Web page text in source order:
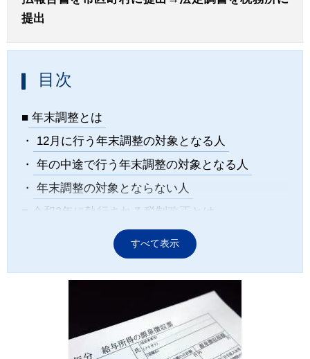
提出
目次
■ 年末調整とは
・
12月に行う年末調整の対象となる人
・
年の中途で行う年末調整の対象となる人
・
年末調整の対象とならない人
令和2年に執行される税制改正とは
年末調整に必要な各書類を集める
佐野伸太郎税理士事務所の年末調整サービス
すべて表示